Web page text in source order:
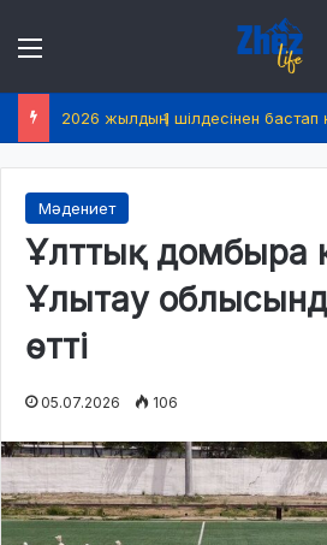
Мәдениет
Ұлттық домбыра
Ұлытау
өтті
05.07.2026 106